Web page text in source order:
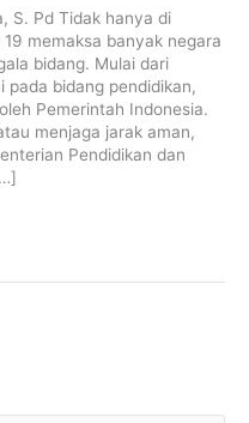
S. Pd Tidak hanya di
memaksa banyak negara
bidang. Mulai dari
pada bidang pendidikan,
Pemerintah Indonesia.
menjaga jarak aman,
Pendidikan dan